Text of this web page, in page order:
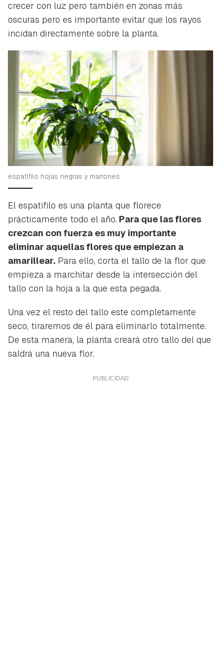
crecer con luz pero también en zonas más
oscuras pero es importante evitar que los rayos
incidan directamente sobre la planta.
espatifilo hojas negras y marrones
El espatifilo es una planta que florece
prácticamente todo el año. Para que las flores
crezcan con fuerza es muy importante
eliminar aquellas flores que empiezan a
amarillear. Para ello, corta el tallo de la flor que
empieza a marchitar desde la intersección del
tallo con la hoja a la que esta pegada.
Una vez el resto del tallo este completamente
seco, tiraremos de él para eliminarlo totalmente.
De esta manera, la planta creará otro tallo del que
saldrá una nueva flor.